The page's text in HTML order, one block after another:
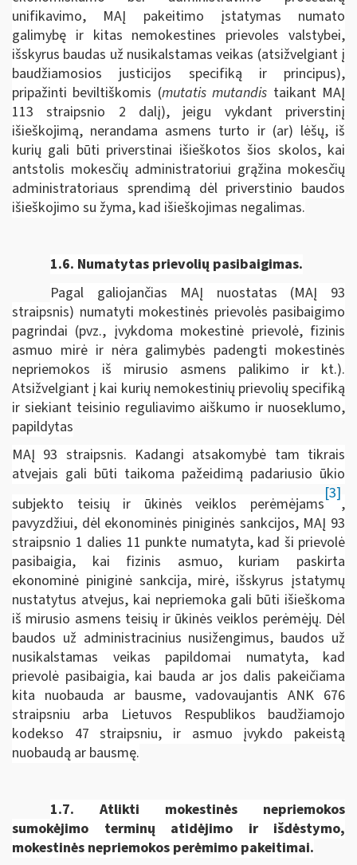
unifikavimo, MAĮ pakeitimo įstatymas numato
galimybę ir kitas nemokestines prievoles valstybei,
išskyrus baudas už nusikalstamas veikas (atsižvelgiant į
baudžiamosios justicijos specifiką ir principus),
pripažinti beviltiškomis (mutatis mutandis taikant MAĮ
113 straipsnio 2 dalį), jeigu vykdant priverstinį
išieškojimą, nerandama asmens turto ir (ar) lėšų, iš
kurių gali būti priverstinai išieškotos šios skolos, kai
antstolis mokesčių administratoriui grąžina mokesčių
administratoriaus sprendimą dėl priverstinio baudos
išieškojimo su žyma, kad išieškojimas negalimas.
1.6. Numatytas prievolių pasibaigimas.
Pagal galiojančias MAĮ nuostatas (MAĮ 93
straipsnis) numatyti mokestinės prievolės pasibaigimo
pagrindai (pvz., įvykdoma mokestinė prievolė, fizinis
asmuo mirė ir nėra galimybės padengti mokestinės
nepriemokos iš mirusio asmens palikimo ir kt.).
Atsižvelgiant į kai kurių nemokestinių prievolių specifiką
ir siekiant teisinio reguliavimo aiškumo ir nuoseklumo,
papildytas
MAĮ 93 straipsnis. Kadangi atsakomybė tam tikrais
atvejais gali būti taikoma pažeidimą padariusio ūkio
subjekto teisių ir ūkinės veiklos perėmėjams
[3]
,
pavyzdžiui, dėl ekonominės piniginės sankcijos, MAĮ 93
straipsnio 1 dalies 11 punkte numatyta, kad ši prievolė
pasibaigia, kai fizinis asmuo, kuriam paskirta
ekonominė piniginė sankcija, mirė, išskyrus įstatymų
nustatytus atvejus, kai nepriemoka gali būti išieškoma
iš mirusio asmens teisių ir ūkinės veiklos perėmėjų. Dėl
baudos už administracinius nusižengimus, baudos už
nusikalstamas veikas papildomai numatyta, kad
prievolė pasibaigia, kai bauda ar jos dalis pakeičiama
kita nuobauda ar bausme, vadovaujantis ANK 676
straipsniu arba Lietuvos Respublikos baudžiamojo
kodekso 47 straipsniu, ir asmuo įvykdo pakeistą
nuobaudą ar bausmę.
1.7.
Atlikti mokestinės nepriemokos
sumokėjimo terminų atidėjimo ir išdėstymo,
mokestinės nepriemokos perėmimo pakeitimai.